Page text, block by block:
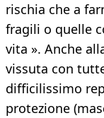
rischia che a
fragili o quelle
vita ». Anche
vissuta con
difficilissimo
protezione